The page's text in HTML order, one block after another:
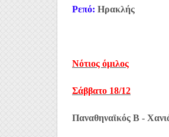
Ρεπό: Ηρακλής
Νότιος όμιλος
Σάββατο 18/12
Παναθηναϊκός Β -